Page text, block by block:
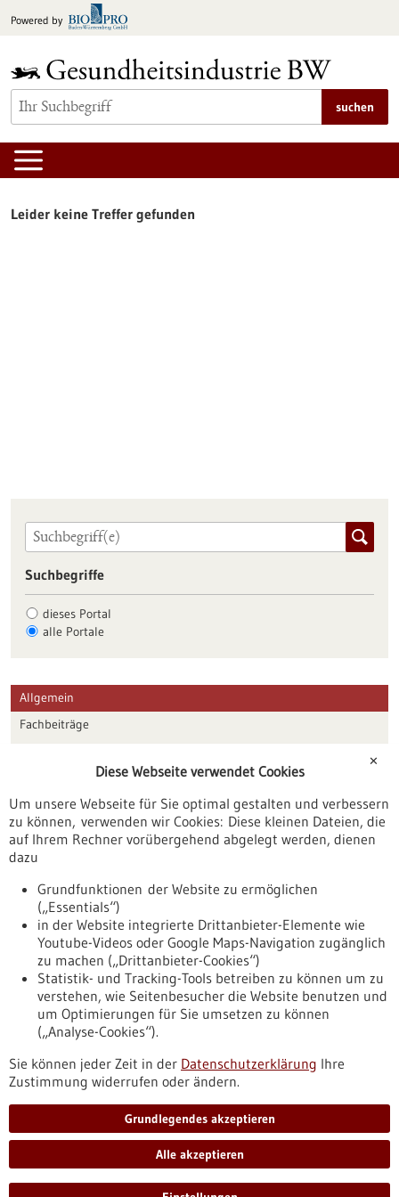
Inhalt
Powered by
suchen
Leider keine Treffer gefunden
Suchbegriffe
dieses Portal
alle Portale
Allgemein
Fachbeiträge
Veranstaltungen
Erscheinungsdatum
Nach oben
Informiert bleiben
Newsletter abonnieren
✕
Diese Webseite verwendet Cookies
Um unsere Webseite für Sie optimal gestalten und verbessern
zu können, verwenden wir Cookies: Diese kleinen Dateien, die
auf Ihrem Rechner vorübergehend abgelegt werden, dienen
dazu
Grundfunktionen der Website zu ermöglichen
(„Essentials“)
in der Website integrierte Drittanbieter-Elemente wie
Youtube-Videos oder Google Maps-Navigation zugänglich
zu machen („Drittanbieter-Cookies“)
Statistik- und Tracking-Tools betreiben zu können um zu
verstehen, wie Seitenbesucher die Website benutzen und
um Optimierungen für Sie umsetzen zu können
(„Analyse-Cookies“).
Sie können jeder Zeit in der Datenschutzerklärung Ihre
Zustimmung widerrufen oder ändern.
Grundlegendes akzeptieren
Alle akzeptieren